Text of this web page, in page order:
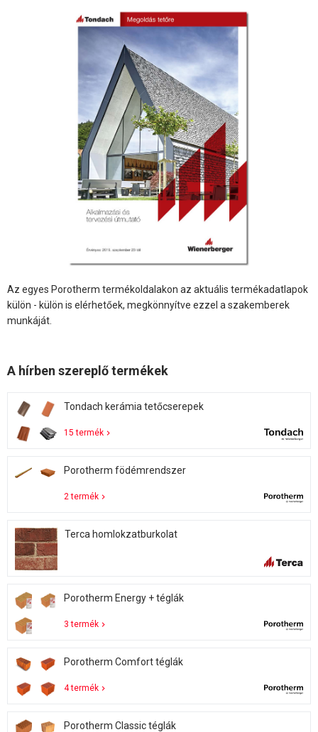
Az egyes Porotherm termékoldalakon az aktuális termékadatlapok
külön - külön is elérhetőek, megkönnyítve ezzel a szakemberek
munkáját.
A hírben szereplő termékek
Tondach kerámia tetőcserepek
15 termék
Porotherm födémrendszer
2 termék
Terca homlokzatburkolat
Porotherm Energy + téglák
3 termék
Porotherm Comfort téglák
4 termék
Porotherm Classic téglák